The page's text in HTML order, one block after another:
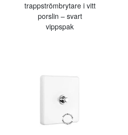
trappströmbrytare i vitt
porslin – svart
vippspak